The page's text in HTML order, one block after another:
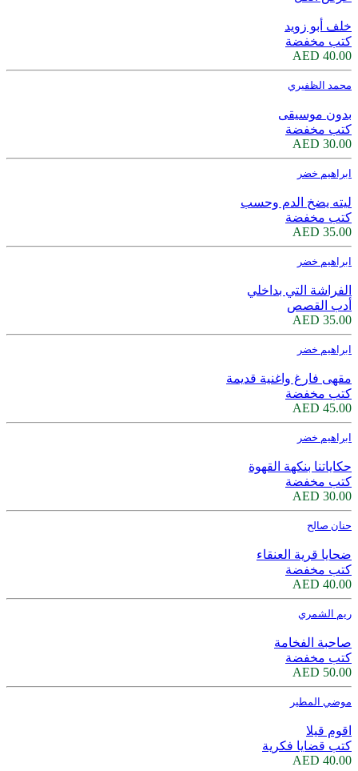
خلف أبو زويد
كتب مخفضة
40.00 AED
محمد الظفيري
بدون موسيقى
كتب مخفضة
30.00 AED
ابراهيم خضر
ليته يضخ الدم وحسب
كتب مخفضة
35.00 AED
ابراهيم خضر
الفراشة التي بداخلي
أدب القصص
35.00 AED
ابراهيم خضر
مقهى فارغ واغنية قديمة
كتب مخفضة
45.00 AED
ابراهيم خضر
حكاياتنا بنكهة القهوة
كتب مخفضة
30.00 AED
حنان صالح
ضحايا قرية العنقاء
كتب مخفضة
40.00 AED
ريم الشمري
صاحبة الفخامة
كتب مخفضة
50.00 AED
موضي المطير
اقوم قيلا
كتب قضايا فكرية
40.00 AED